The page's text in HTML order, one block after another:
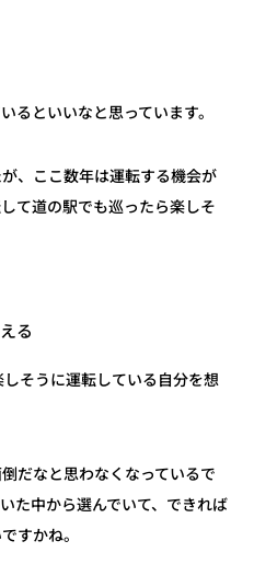
るといいなと思っています。
、ここ数年は運転する機会が
て道の駅でも巡ったら楽しそ
る
そうに運転している自分を想
だなと思わなくなっているで
た中から選んでいて、できれば
すかね。